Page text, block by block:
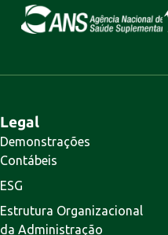
Legal
Demonstrações
Contábeis
ESG
Estrutura Organizacional
da Administração